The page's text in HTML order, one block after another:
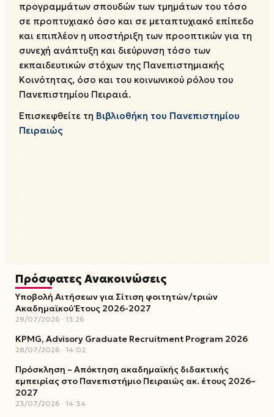
προγραμμάτων σπουδών των τμημάτων του τόσο
σε προπτυχιακό όσο και σε μεταπτυχιακό επίπεδο
και επιπλέον η υποστήριξη των προοπτικών για τη
συνεχή ανάπτυξη και διεύρυνση τόσο των
εκπαιδευτικών στόχων της Πανεπιστημιακής
Κοινότητας, όσο και του κοινωνικού ρόλου του
Πανεπιστημίου Πειραιά.
Επισκεφθείτε τη Βιβλιοθήκη του Πανεπιστημίου
Πειραιώς
Πρόσφατες Ανακοινώσεις
Υποβολή Αιτήσεων για Σίτιση φοιτητών/τριών
Ακαδημαϊκού Έτους 2026-2027
29/07/2026 13:26
KPMG, Advisory Graduate Recruitment Program 2026
28/07/2026 14:02
Πρόσκληση – Απόκτηση ακαδημαϊκής διδακτικής
εμπειρίας στο Πανεπιστήμιο Πειραιώς ακ. έτους 2026–
2027
23/07/2026 14:34